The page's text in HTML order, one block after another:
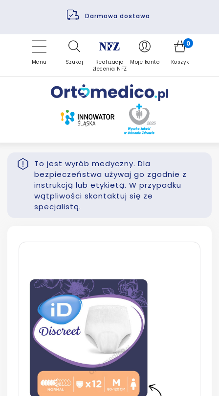
Darmowa dostawa
Pomoc fizjoterapeuty
Finansowanie PFRON
Refundacja NFZ
Zrealizuj zlecenie ponownie
Menu Szukaj
Realizacja
zlecenia NFZ
Moje konto
0
Koszyk
To jest wyrób medyczny. Dla
bezpieczeństwa używaj go zgodnie z
instrukcją lub etykietą. W przypadku
wątpliwości skontaktuj się ze
specjalistą.